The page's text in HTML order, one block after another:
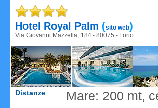
Hotel Royal Palm (sito web)
Via Giovanni Mazzella, 184 - 80075 - Forio
Distanze Mare: 200 mt,